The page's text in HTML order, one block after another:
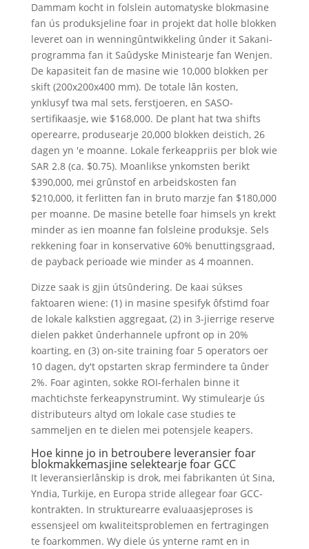
Dammam kocht in folslein automatyske blokmasine
fan ús produksjeline foar in projekt dat holle blokken
leveret oan in wenningûntwikkeling ûnder it Sakani-
programma fan it Saûdyske Ministearje fan Wenjen.
De kapasiteit fan de masine wie 10,000 blokken per
skift (200x200x400 mm). De totale lân kosten,
ynklusyf twa mal sets, ferstjoeren, en SASO-
sertifikaasje, wie $168,000. De plant hat twa shifts
operearre, produsearje 20,000 blokken deistich, 26
dagen yn 'e moanne. Lokale ferkeappriis per blok wie
SAR 2.8 (ca. $0.75). Moanlikse ynkomsten berikt
$390,000, mei grûnstof en arbeidskosten fan
$210,000, it ferlitten fan in bruto marzje fan $180,000
per moanne. De masine betelle foar himsels yn krekt
minder as ien moanne fan folsleine produksje. Sels
rekkening foar in konservative 60% benuttingsgraad,
de payback perioade wie minder as 4 moannen.
Dizze saak is gjin útsûndering. De kaai súkses
faktoaren wiene: (1) in masine spesifyk ôfstimd foar
de lokale kalkstien aggregaat, (2) in 3-jierrige reserve
dielen pakket ûnderhannele upfront op in 20%
koarting, en (3) on-site training foar 5 operators oer
10 dagen, dy't opstarten skrap fermindere ta ûnder
2%. Foar aginten, sokke ROI-ferhalen binne it
machtichste ferkeapynstrumint. Wy stimulearje ús
distributeurs altyd om lokale case studies te
sammeljen en te dielen mei potensjele keapers.
Hoe kinne jo in betroubere leveransier foar
blokmakkemasjine selektearje foar GCC
It leveransierlânskip is drok, mei fabrikanten út Sina,
Yndia, Turkije, en Europa stride allegear foar GCC-
kontrakten. In strukturearre evaluaasjeproses is
essensjeel om kwaliteitsproblemen en fertragingen
te foarkommen. Wy diele ús ynterne ramt en in